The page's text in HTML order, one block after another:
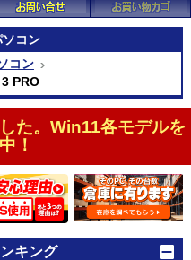
コン
コン
PRO
た。Win11各モデルを
！
キング